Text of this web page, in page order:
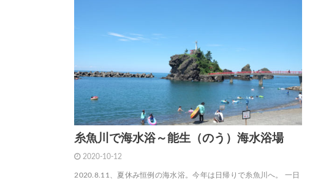
糸魚川で海水浴～能生（のう）海水浴場
2020-10-12
2020.8.11、夏休み恒例の海水浴。今年は日帰りで糸魚川へ。 一日